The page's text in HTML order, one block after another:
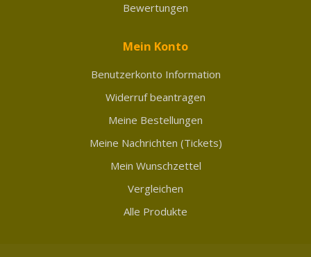
Bewertungen
Mein Konto
Benutzerkonto Information
Widerruf beantragen
Meine Bestellungen
Meine Nachrichten (Tickets)
Mein Wunschzettel
Vergleichen
Alle Produkte